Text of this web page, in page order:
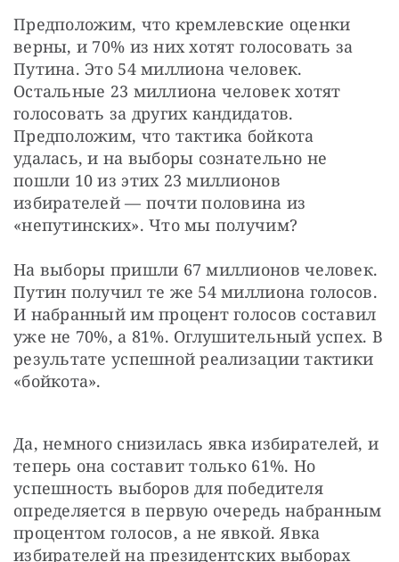
Предположим, что кремлевские оценки
верны, и 70% из них хотят голосовать за
Путина. Это 54 миллиона человек.
Остальные 23 миллиона человек хотят
голосовать за других кандидатов.
Предположим, что тактика бойкота
удалась, и на выборы сознательно не
пошли 10 из этих 23 миллионов
избирателей — почти половина из
«непутинских». Что мы получим?
На выборы пришли 67 миллионов человек.
Путин получил те же 54 миллиона голосов.
И набранный им процент голосов составил
уже не 70%, а 81%. Оглушительный успех. В
результате успешной реализации тактики
«бойкота».
Да, немного снизилась явка избирателей, и
теперь она составит только 61%. Но
успешность выборов для победителя
определяется в первую очередь набранным
процентом голосов, а не явкой. Явка
избирателей на президентских выборах